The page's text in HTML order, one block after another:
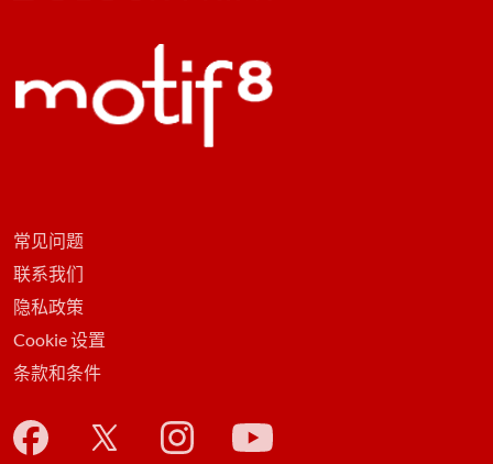
常见问题
联系我们
隐私政策
Cookie 设置
条款和条件